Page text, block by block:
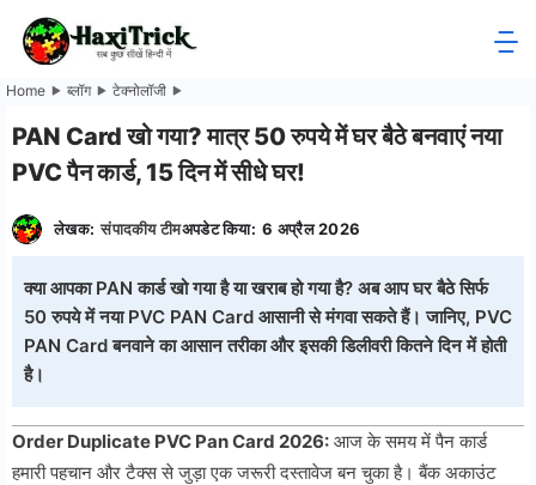
Skip
-
सब
कुछ
जाने
हिंदी
Home ब्लॉग टेक्नोलॉजी
PAN Card खो गया? मात्र 50 रुपये में घर बैठे बनवाएं नया
PVC पैन कार्ड, 15 दिन में सीधे घर!
लेखक: संपादकीय टीमअपडेट किया: 6 अप्रैल 2026
क्या आपका PAN कार्ड खो गया है या खराब हो गया है? अब आप घर बैठे सिर्फ
50 रुपये में नया PVC PAN Card आसानी से मंगवा सकते हैं। जानिए, PVC
PAN Card बनवाने का आसान तरीका और इसकी डिलीवरी कितने दिन में होती
है।
Order Duplicate PVC Pan Card 2026: आज के समय में पैन कार्ड
हमारी पहचान और टैक्स से जुड़ा एक जरूरी दस्तावेज बन चुका है। बैंक अकाउंट